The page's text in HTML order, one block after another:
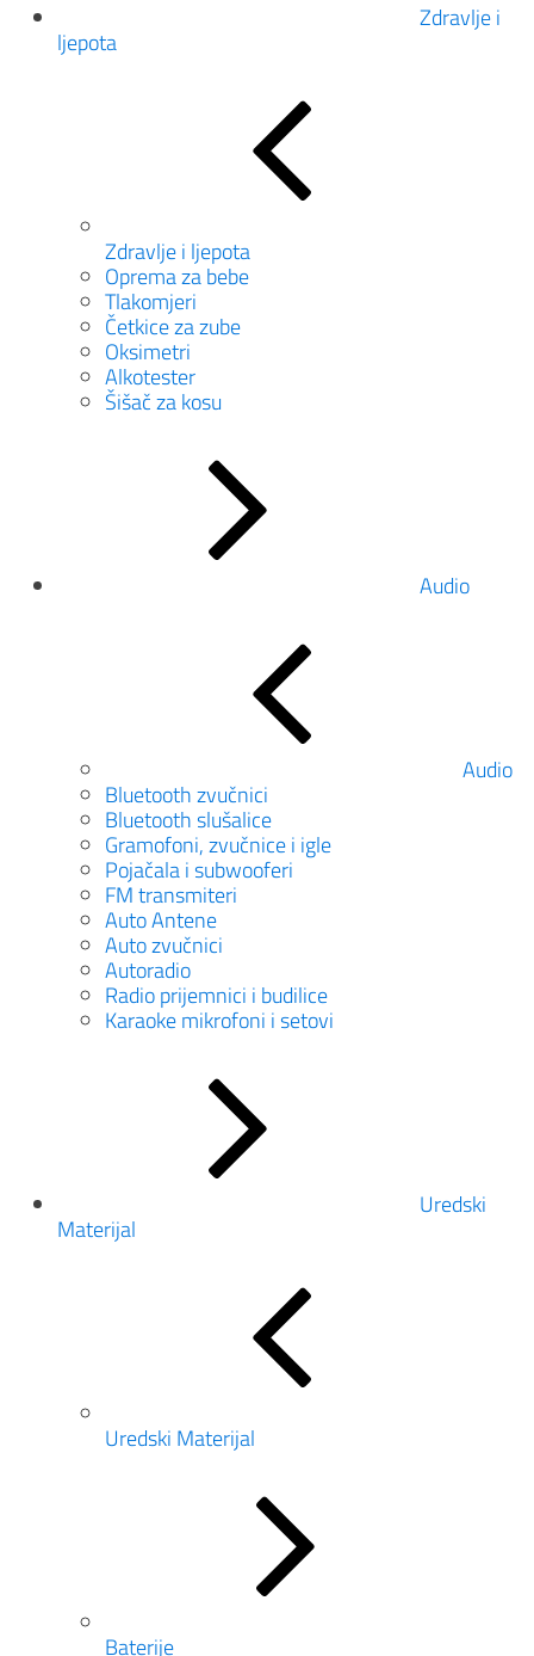
Zdravlje i
ljepota
Zdravlje i ljepota
Oprema za bebe
Tlakomjeri
Četkice za zube
Oksimetri
Alkotester
Šišač za kosu
Audio
Audio
Bluetooth zvučnici
Bluetooth slušalice
Gramofoni, zvučnice i igle
Pojačala i subwooferi
FM transmiteri
Auto Antene
Auto zvučnici
Autoradio
Radio prijemnici i budilice
Karaoke mikrofoni i setovi
Uredski
Materijal
Uredski Materijal
Baterije